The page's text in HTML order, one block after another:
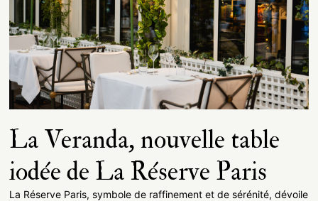
La Veranda, nouvelle table
iodée de La Réserve Paris
La Réserve Paris, symbole de raffinement et de sérénité, dévoile